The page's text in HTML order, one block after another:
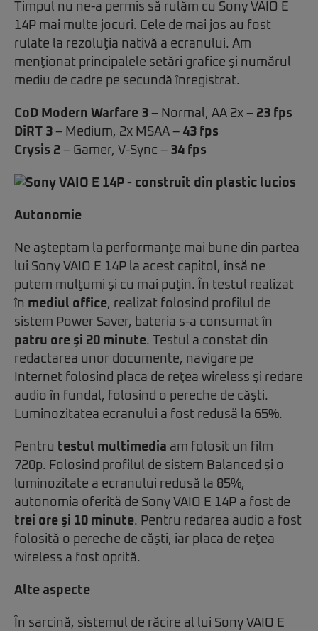
Timpul nu ne-a permis să rulăm cu Sony VAIO E
14P mai multe jocuri. Cele de mai jos au fost
rulate la rezoluţia nativă a ecranului. Am
menţionat principalele setări grafice şi numărul
mediu de cadre pe secundă înregistrat.
CoD Modern Warfare 3 – Normal, AA 2x – 23 fps
DiRT 3 – Medium, 2x MSAA – 43 fps
Crysis 2 – Gamer, V-Sync – 34 fps
Autonomie
Ne aşteptam la performanţe mai bune din partea
lui Sony VAIO E 14P la acest capitol, însă ne
putem mulţumi şi cu mai puţin. În testul realizat
în mediul office, realizat folosind profilul de
sistem Power Saver, bateria s-a consumat în
patru ore şi 20 minute. Testul a constat din
redactarea unor documente, navigare pe
Internet folosind placa de reţea wireless şi redare
audio în fundal, folosind o pereche de căşti.
Luminozitatea ecranului a fost redusă la 65%.
Pentru testul multimedia am folosit un film
720p. Folosind profilul de sistem Balanced şi o
luminozitate a ecranului redusă la 85%,
autonomia oferită de Sony VAIO E 14P a fost de
trei ore şi 10 minute. Pentru redarea audio a fost
folosită o pereche de căşti, iar placa de reţea
wireless a fost oprită.
Alte aspecte
În sarcină, sistemul de răcire al lui Sony VAIO E